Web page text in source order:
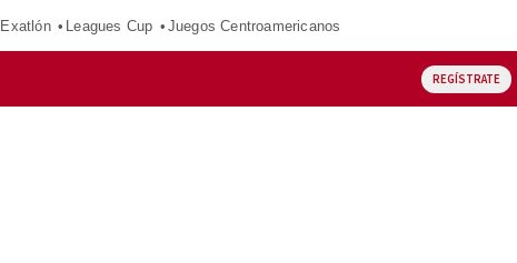
Exatlón Leagues Cup Juegos Centroamericanos
REGÍSTRATE